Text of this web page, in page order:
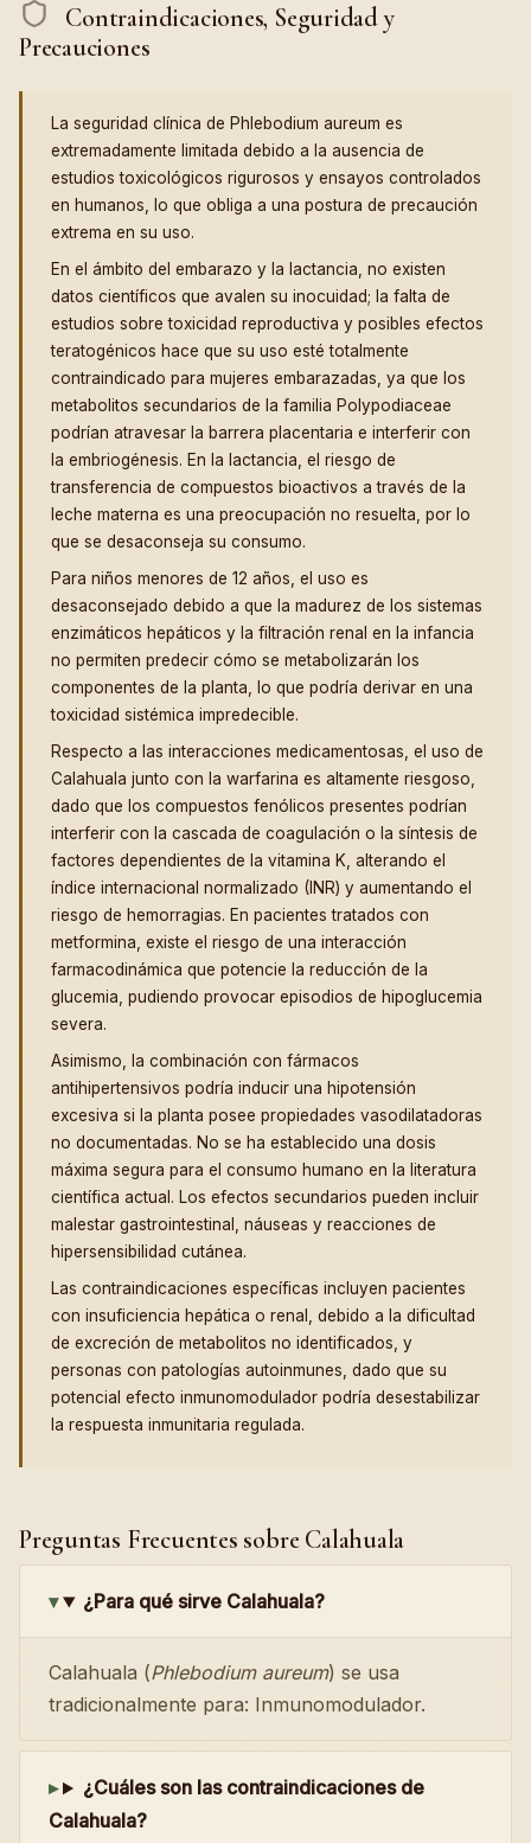
Contraindicaciones, Seguridad y
Precauciones
La seguridad clínica de Phlebodium aureum es
extremadamente limitada debido a la ausencia de
estudios toxicológicos rigurosos y ensayos controlados
en humanos, lo que obliga a una postura de precaución
extrema en su uso.
En el ámbito del embarazo y la lactancia, no existen
datos científicos que avalen su inocuidad; la falta de
estudios sobre toxicidad reproductiva y posibles efectos
teratogénicos hace que su uso esté totalmente
contraindicado para mujeres embarazadas, ya que los
metabolitos secundarios de la familia Polypodiaceae
podrían atravesar la barrera placentaria e interferir con
la embriogénesis. En la lactancia, el riesgo de
transferencia de compuestos bioactivos a través de la
leche materna es una preocupación no resuelta, por lo
que se desaconseja su consumo.
Para niños menores de 12 años, el uso es
desaconsejado debido a que la madurez de los sistemas
enzimáticos hepáticos y la filtración renal en la infancia
no permiten predecir cómo se metabolizarán los
componentes de la planta, lo que podría derivar en una
toxicidad sistémica impredecible.
Respecto a las interacciones medicamentosas, el uso de
Calahuala junto con la warfarina es altamente riesgoso,
dado que los compuestos fenólicos presentes podrían
interferir con la cascada de coagulación o la síntesis de
factores dependientes de la vitamina K, alterando el
índice internacional normalizado (INR) y aumentando el
riesgo de hemorragias. En pacientes tratados con
metformina, existe el riesgo de una interacción
farmacodinámica que potencie la reducción de la
glucemia, pudiendo provocar episodios de hipoglucemia
severa.
Asimismo, la combinación con fármacos
antihipertensivos podría inducir una hipotensión
excesiva si la planta posee propiedades vasodilatadoras
no documentadas. No se ha establecido una dosis
máxima segura para el consumo humano en la literatura
científica actual. Los efectos secundarios pueden incluir
malestar gastrointestinal, náuseas y reacciones de
hipersensibilidad cutánea.
Las contraindicaciones específicas incluyen pacientes
con insuficiencia hepática o renal, debido a la dificultad
de excreción de metabolitos no identificados, y
personas con patologías autoinmunes, dado que su
potencial efecto inmunomodulador podría desestabilizar
la respuesta inmunitaria regulada.
Preguntas Frecuentes sobre Calahuala
¿Para qué sirve Calahuala?
Calahuala (Phlebodium aureum) se usa
tradicionalmente para: Inmunomodulador.
¿Cuáles son las contraindicaciones de
Calahuala?